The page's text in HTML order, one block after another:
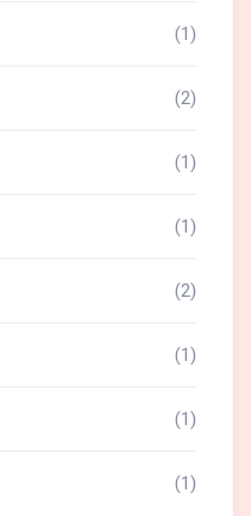
(1)
(2)
(1)
(1)
(2)
(1)
(1)
(1)